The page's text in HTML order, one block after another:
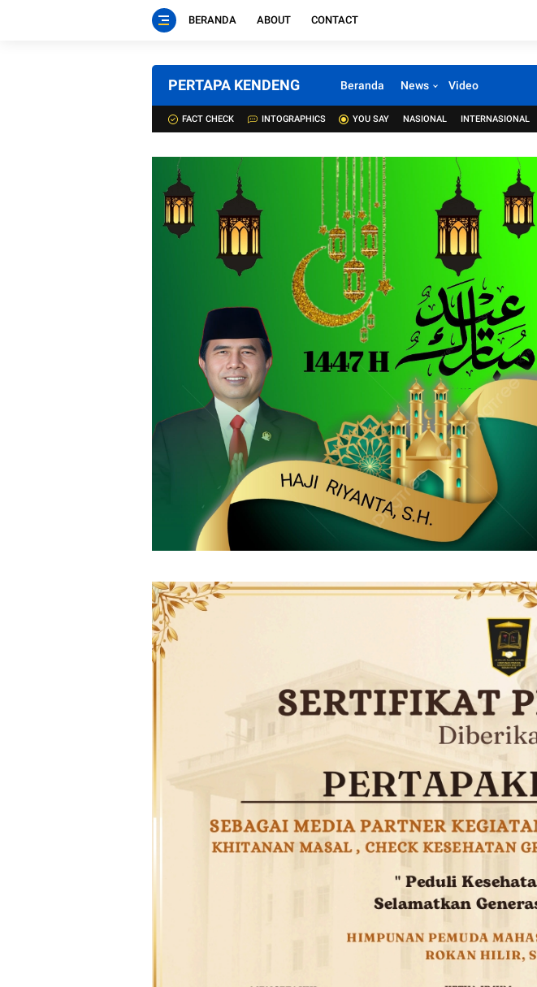
BERANDA ABOUT CONTACT
PERTAPA KENDENG Beranda News Video
FACT CHECK INTOGRAPHICS YOU SAY NASIONAL INTERNASIONAL